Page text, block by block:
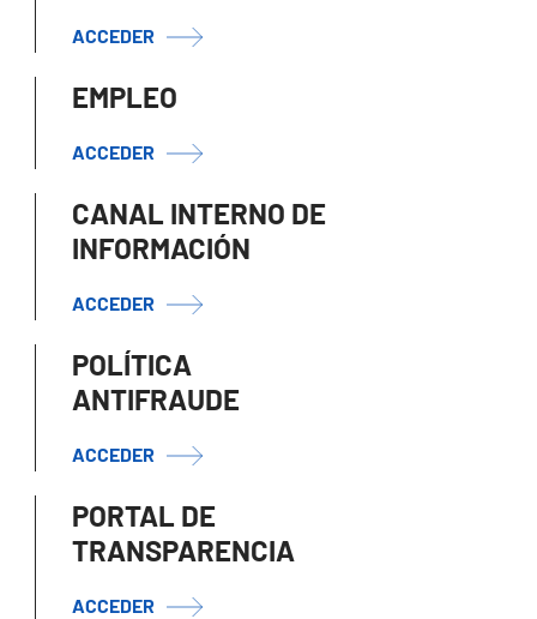
ACCEDER
EMPLEO
ACCEDER
CANAL INTERNO DE
INFORMACIÓN
ACCEDER
POLÍTICA
ANTIFRAUDE
ACCEDER
PORTAL DE
TRANSPARENCIA
ACCEDER